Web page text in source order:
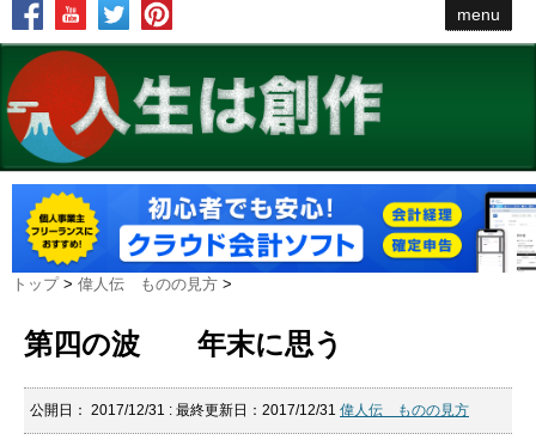
menu
トップ > 偉人伝 ものの見方 >
第四の波 年末に思う
公開日： 2017/12/31 : 最終更新日：2017/12/31 偉人伝 ものの見方